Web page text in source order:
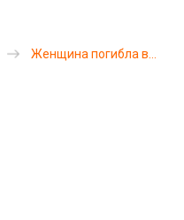
Женщина погибла в